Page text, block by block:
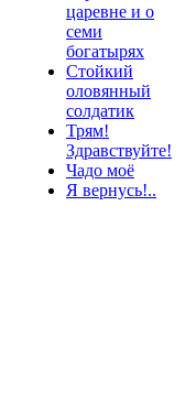
царевне и о
семи
богатырях
Стойкий
оловянный
солдатик
Трям!
Здравствуйте!
Чадо моё
Я вернусь!..